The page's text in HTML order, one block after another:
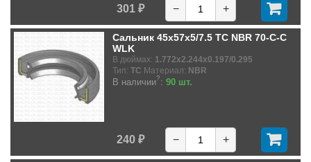
301 ₽ − +
Сальник 45x57x5/7.5 TC NBR 70-C-C
WLK
В дюймах: 1.772x2.244x0.197/0.295
Тип: TC Материал: NBR
В наличии?: 90 шт.
240 ₽ − +